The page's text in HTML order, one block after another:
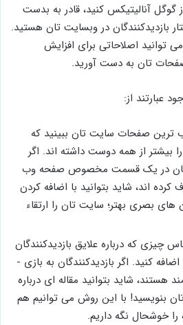
گوگل آنالیتیکس کنید، قادر به ­بدست
بازدیدکنندگان در وبسایت تان هستید.
­توانید اصلاحاتی برای افزایش
تان به دست آورید.
عبارتند از:
­ترین صفحات سایت تان ببینید که
بیشتر از همه دوست داشته ­اند. اگر
در یک قسمت مخصوص صفحه وب
کرده­ اند، شاید بتوانید با اضافه کردن
های بصری بهتر؛ سایت تان را ارتقاء
چیزی که درباره علایق بازدیدکنندگان
از داده ­ها می ­دانید را اضافه کنید. اگر بازدیدکنندگان به بازی ­
هستند، شاید بتوانید مقاله ­ای درباره
بنویسید! با این روش می ­توانیم هم
خوشحال نگه داریم.